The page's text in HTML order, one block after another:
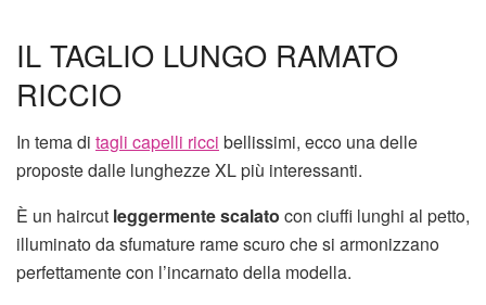
IL TAGLIO LUNGO RAMATO
RICCIO
In tema di tagli capelli ricci bellissimi, ecco una delle
proposte dalle lunghezze XL più interessanti.
È un haircut leggermente scalato con ciuffi lunghi al petto,
illuminato da sfumature rame scuro che si armonizzano
perfettamente con l’incarnato della modella.